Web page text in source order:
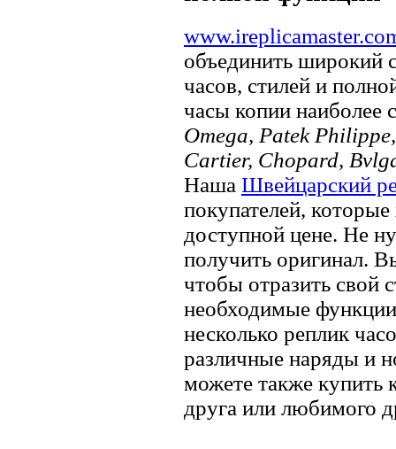
объединить широкий
часов, стилей и
часы копии наиболее
Omega, Patek
Cartier, Chopard,
Наша Швейцарский
покупателей,
доступной цене. Не
получить оригинал.
чтобы отразить свой
необходимые
несколько реплик
различные наряды и
можете также купить
друга или любимого